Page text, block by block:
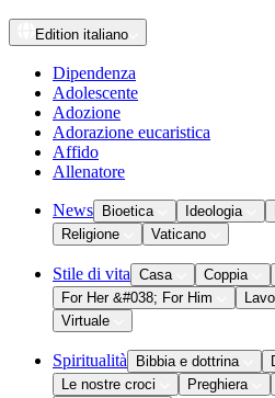
Edition italiano
Dipendenza
Adolescente
Adozione
Adorazione eucaristica
Affido
Allenatore
News Bioetica Ideologia
Religione
Vaticano
Stile di vita Casa Coppia
For Her &#038; For Him
Virtuale
Spiritualità Bibbia e dottrina
Le nostre croci
Preghiera